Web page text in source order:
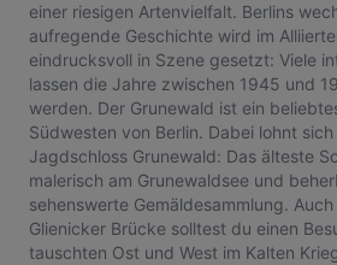
einer riesigen Artenvielfalt. Berlins
aufregende Geschichte wird im
eindrucksvoll in Szene gesetzt: Viele
lassen die Jahre zwischen 1945 und
werden. Der Grunewald ist ein
Südwesten von Berlin. Dabei lohnt
Jagdschloss Grunewald: Das älteste
malerisch am Grunewaldsee und
sehenswerte Gemäldesammlung.
Glienicker Brücke solltest du einen
tauschten Ost und West im Kalten